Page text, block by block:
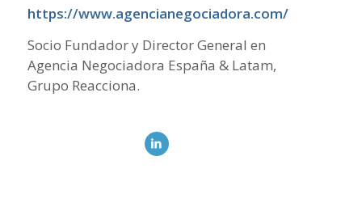
https://www.agencianegociadora.com/
Socio Fundador y Director General en
Agencia Negociadora España & Latam,
Grupo Reacciona.